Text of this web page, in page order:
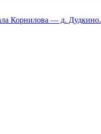
Корнилова — д. Дудкино.